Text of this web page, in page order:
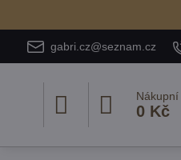
gabri.cz@seznam.cz
0 Kč